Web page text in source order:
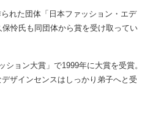
れた団体「日本ファッション・エデ
怜氏も同団体から賞を受け取ってい
ョン大賞」で1999年に大賞を受賞。
ザインセンスはしっかり弟子へと受